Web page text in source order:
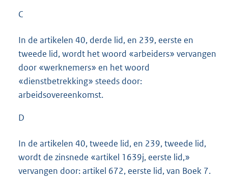
C
In de artikelen 40, derde lid, en 239, eerste en
tweede lid, wordt het woord «arbeiders» vervangen
door «werknemers» en het woord
«dienstbetrekking» steeds door:
arbeidsovereenkomst.
D
In de artikelen 40, tweede lid, en 239, tweede lid,
wordt de zinsnede «artikel 1639j, eerste lid,»
vervangen door: artikel 672, eerste lid, van Boek 7.